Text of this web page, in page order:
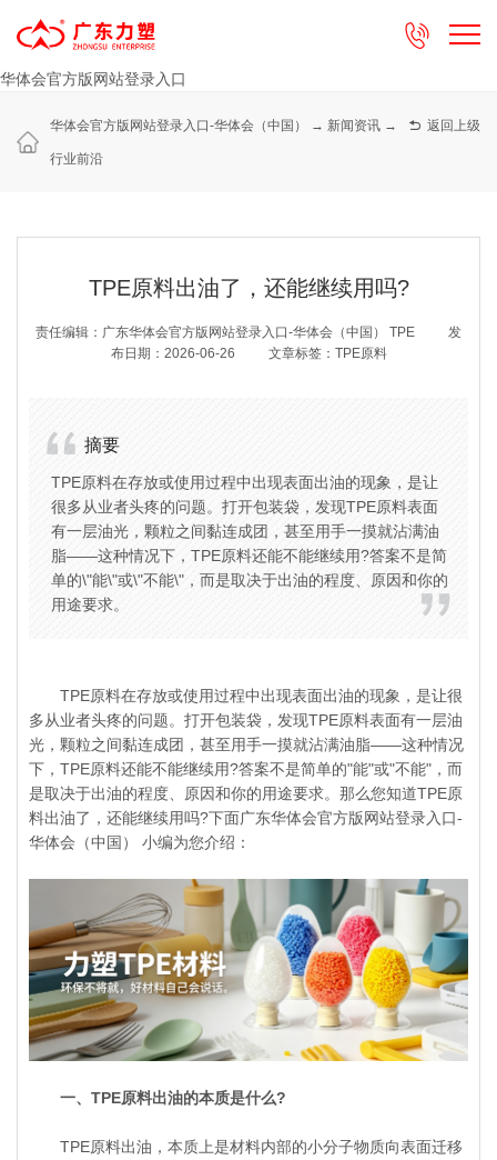
华体会官方版网站登录入口

 返回上级
华体会官方版网站登录入口-华体会（中国） → 新闻资讯 →
行业前沿
TPE原料出油了，还能继续用吗?
责任编辑：广东华体会官方版网站登录入口-华体会（中国） TPE
发
布日期：2026-06-26
文章标签：TPE原料
摘要
TPE原料在存放或使用过程中出现表面出油的现象，是让
很多从业者头疼的问题。打开包装袋，发现TPE原料表面
有一层油光，颗粒之间黏连成团，甚至用手一摸就沾满油
脂——这种情况下，TPE原料还能不能继续用?答案不是简
单的\"能\"或\"不能\"，而是取决于出油的程度、原因和你的
用途要求。
TPE原料在存放或使用过程中出现表面出油的现象，是让很
多从业者头疼的问题。打开包装袋，发现TPE原料表面有一层油
光，颗粒之间黏连成团，甚至用手一摸就沾满油脂——这种情况
下，TPE原料还能不能继续用?答案不是简单的"能"或"不能"，而
是取决于出油的程度、原因和你的用途要求。那么您知道TPE原
料出油了，还能继续用吗?下面广东华体会官方版网站登录入口-
华体会（中国） 小编为您介绍：
一、TPE原料出油的本质是什么?
TPE原料出油，本质上是材料内部的小分子物质向表面迁移